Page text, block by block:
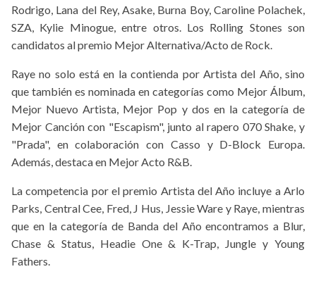
Rodrigo, Lana del Rey, Asake, Burna Boy, Caroline Polachek,
SZA, Kylie Minogue, entre otros. Los Rolling Stones son
candidatos al premio Mejor Alternativa/Acto de Rock.
Raye no solo está en la contienda por Artista del Año, sino
que también es nominada en categorías como Mejor Álbum,
Mejor Nuevo Artista, Mejor Pop y dos en la categoría de
Mejor Canción con "Escapism", junto al rapero 070 Shake, y
"Prada", en colaboración con Casso y D-Block Europa.
Además, destaca en Mejor Acto R&B.
La competencia por el premio Artista del Año incluye a Arlo
Parks, Central Cee, Fred, J Hus, Jessie Ware y Raye, mientras
que en la categoría de Banda del Año encontramos a Blur,
Chase & Status, Headie One & K-Trap, Jungle y Young
Fathers.